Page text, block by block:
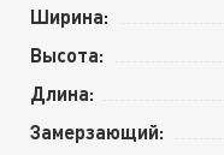
Ширина:
Высота:
Длина:
Замерзающий: